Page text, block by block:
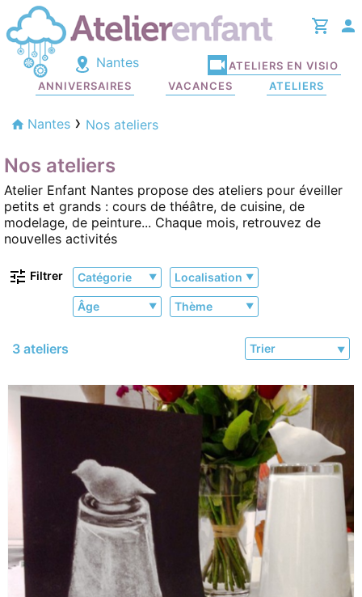
Nantes
ANNIVERSAIRES VACANCES ATELIERS
ATELIERS EN VISIO
Nantes Nos ateliers
Nos ateliers
Atelier Enfant Nantes propose des ateliers pour éveiller
petits et grands : cours de théâtre, de cuisine, de
modelage, de peinture... Chaque mois, retrouvez de
nouvelles activités
Filtrer Catégorie Localisation
Âge Thème
3 ateliers Trier